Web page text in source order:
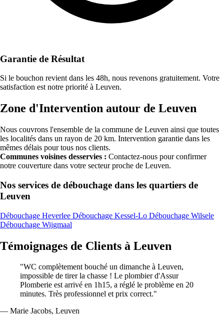
Garantie de Résultat
Si le bouchon revient dans les 48h, nous revenons gratuitement. Votre
satisfaction est notre priorité à Leuven.
Zone d'Intervention autour de Leuven
Nous couvrons l'ensemble de la commune de Leuven ainsi que toutes
les localités dans un rayon de 20 km. Intervention garantie dans les
mêmes délais pour tous nos clients.
Communes voisines desservies : Contactez-nous pour confirmer
notre couverture dans votre secteur proche de Leuven.
Nos services de débouchage dans les quartiers de
Leuven
Débouchage Heverlee Débouchage Kessel-Lo Débouchage Wilsele
Débouchage Wijgmaal
Témoignages de Clients à Leuven
"WC complètement bouché un dimanche à Leuven,
impossible de tirer la chasse ! Le plombier d'Assur
Plomberie est arrivé en 1h15, a réglé le problème en 20
minutes. Très professionnel et prix correct."
— Marie Jacobs, Leuven